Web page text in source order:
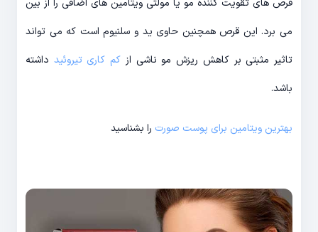
قرص های تقویت کننده مو یا مولتی ویتامین های اضافی را از بین
می برد. این قرص همچنین حاوی ید و سلنیوم است که می تواند
تاثیر مثبتی بر کاهش ریزش مو ناشی از کم کاری تیروئید داشته
باشد.
بهترین ویتامین برای پوست صورت را بشناسید